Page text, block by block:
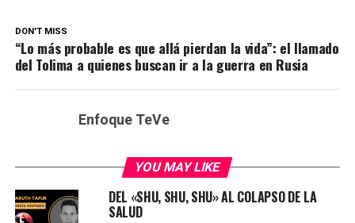
DON'T MISS
“Lo más probable es que allá pierdan la vida”: el llamado
del Tolima a quienes buscan ir a la guerra en Rusia
Enfoque TeVe
YOU MAY LIKE
DEL «SHU, SHU, SHU» AL COLAPSO DE LA
SALUD